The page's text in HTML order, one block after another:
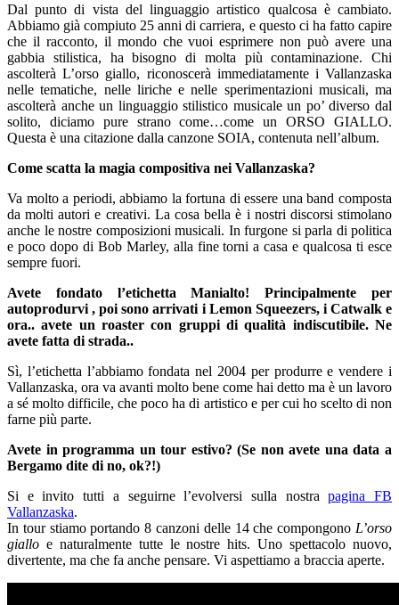
Dal punto di vista del linguaggio artistico qualcosa è cambiato.
Abbiamo già compiuto 25 anni di carriera, e questo ci ha fatto capire
che il racconto, il mondo che vuoi esprimere non può avere una
gabbia stilistica, ha bisogno di molta più contaminazione. Chi
ascolterà L’orso giallo, riconoscerà immediatamente i Vallanzaska
nelle tematiche, nelle liriche e nelle sperimentazioni musicali, ma
ascolterà anche un linguaggio stilistico musicale un po’ diverso dal
solito, diciamo pure strano come…come un ORSO GIALLO.
Questa è una citazione dalla canzone SOIA, contenuta nell’album.
Come scatta la magia compositiva nei Vallanzaska?
Va molto a periodi, abbiamo la fortuna di essere una band composta
da molti autori e creativi. La cosa bella è i nostri discorsi stimolano
anche le nostre composizioni musicali. In furgone si parla di politica
e poco dopo di Bob Marley, alla fine torni a casa e qualcosa ti esce
sempre fuori.
Avete fondato l’etichetta Manialto! Principalmente per
autoprodurvi , poi sono arrivati i Lemon Squeezers, i Catwalk e
ora.. avete un roaster con gruppi di qualità indiscutibile. Ne
avete fatta di strada..
Sì, l’etichetta l’abbiamo fondata nel 2004 per produrre e vendere i
Vallanzaska, ora va avanti molto bene come hai detto ma è un lavoro
a sé molto difficile, che poco ha di artistico e per cui ho scelto di non
farne più parte.
Avete in programma un tour estivo? (Se non avete una data a
Bergamo dite di no, ok?!)
Si e invito tutti a seguirne l’evolversi sulla nostrapagina FB
Vallanzaska.
In tour stiamo portando 8 canzoni delle 14 che compongono L’orso
giallo e naturalmente tutte le nostre hits. Uno spettacolo nuovo,
divertente, ma che fa anche pensare. Vi aspettiamo a braccia aperte.